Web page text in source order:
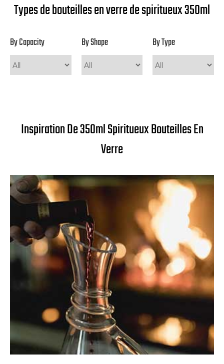
Types de bouteilles en verre de spiritueux 350ml
By Capacity By Shape By Type
Inspiration De 350ml Spiritueux Bouteilles En
Verre